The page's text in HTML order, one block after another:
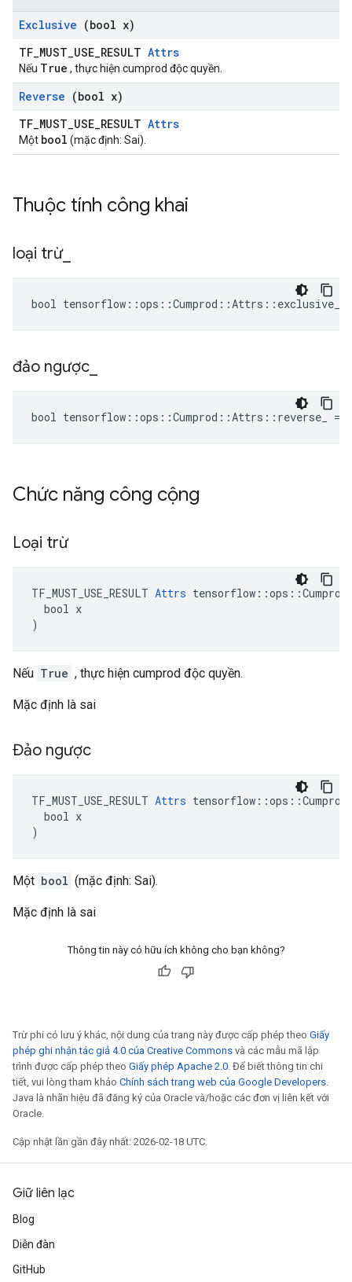
Exclusive (bool x)
TF_MUST_USE_RESULT Attrs
Nếu True , thực hiện cumprod độc quyền.
Reverse (bool x)
TF_MUST_USE_RESULT Attrs
Một bool (mặc định: Sai).
Thuộc tính công khai
loại trừ_
bool tensorflow::ops::Cumprod::Attrs::exclusive_
đảo ngược
bool tensorflow::ops::Cumprod::Attrs::reverse_ =
Chức năng công cộng
Loại trừ
TF_MUST_USE_RESULT Attrs
  bool x
)
Nếu True , thực hiện cumprod độc quyền.
Mặc định là sai
Đảo ngược
TF_MUST_USE_RESULT Attrs
  bool x
)
Một bool (mặc định: Sai).
Mặc định là sai
Thông tin này có hữu ích không cho bạn không?
Trừ phi có lưu ý khác, nội dung của trang này được cấp phép theo Giấy
phép ghi nhận tác giả 4.0 của Creative Commons và các mẫu mã lập
trình được cấp phép theo Giấy phép Apache 2.0. Để biết thông tin chi
tiết, vui lòng tham khảo Chính sách trang web của Google Developers.
Java là nhãn hiệu đã đăng ký của Oracle và/hoặc các đơn vị liên kết với
Oracle.
Cập nhật lần gần đây nhất: 2026-02-18 UTC.
Giữ liên lạc
Blog
Diễn đàn
GitHub